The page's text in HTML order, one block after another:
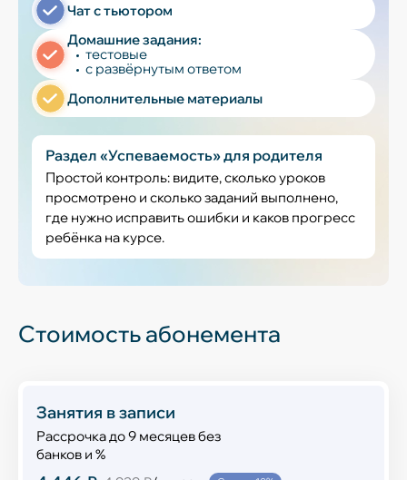
Чат с тьютором
Домашние задания:
тестовые
с развёрнутым ответом
Дополнительные материалы
Раздел «Успеваемость» для родителя
Простой контроль: видите, сколько уроков
просмотрено и сколько заданий выполнено,
где нужно исправить ошибки и каков прогресс
ребёнка на курсе.
Стоимость абонемента
Занятия в записи
Рассрочка до 9 месяцев без
банков и %